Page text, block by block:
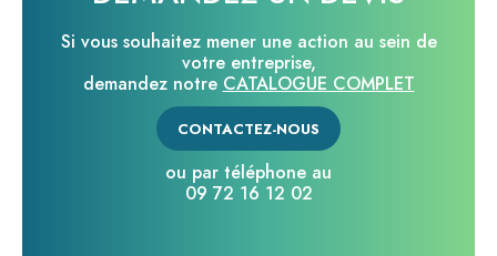
Si vous souhaitez mener une action au sein de
votre entreprise,
demandez notre CATALOGUE COMPLET
CONTACTEZ-NOUS
ou par téléphone au
09 72 16 12 02